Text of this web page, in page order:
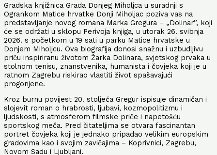
Gradska knjižnica Grada Donjeg Miholjca u suradnji s
Ogrankom Matice hrvatke Donji Miholjac poziva vas na
predstavljanje novog romana Marka Gregura – „Dolinar”, koji
će se održati u sklopu Perivoja knjiga, u utorak 26. svibnja
2026. s početkom u 19 sati u parku Matice hrvatske u
Donjem Miholjcu. Ova biografija donosi snažnu i uzbudljivu
priču inspiriranu životom Žarka Dolinara, svjetskog prvaka u
stolnom tenisu, znanstvenika, humanista i čovjeka koji je u
ratnom Zagrebu riskirao vlastiti život spašavajući
progonjene.
Kroz burnu povijest 20. stoljeća Gregur ispisuje dinamičan i
slojevit roman o hrabrosti, ljubavi, kozmopolitizmu i
ljudskosti, s atmosferom filmske priče i napetošću
sportskog meča. Pred čitateljima se otvara fascinantan
portret čovjeka koji je jednako pripadao velikim europskim
gradovima kao i svojim zavičajima – Koprivnici, Zagrebu,
Novom Sadu i Ljubljani.